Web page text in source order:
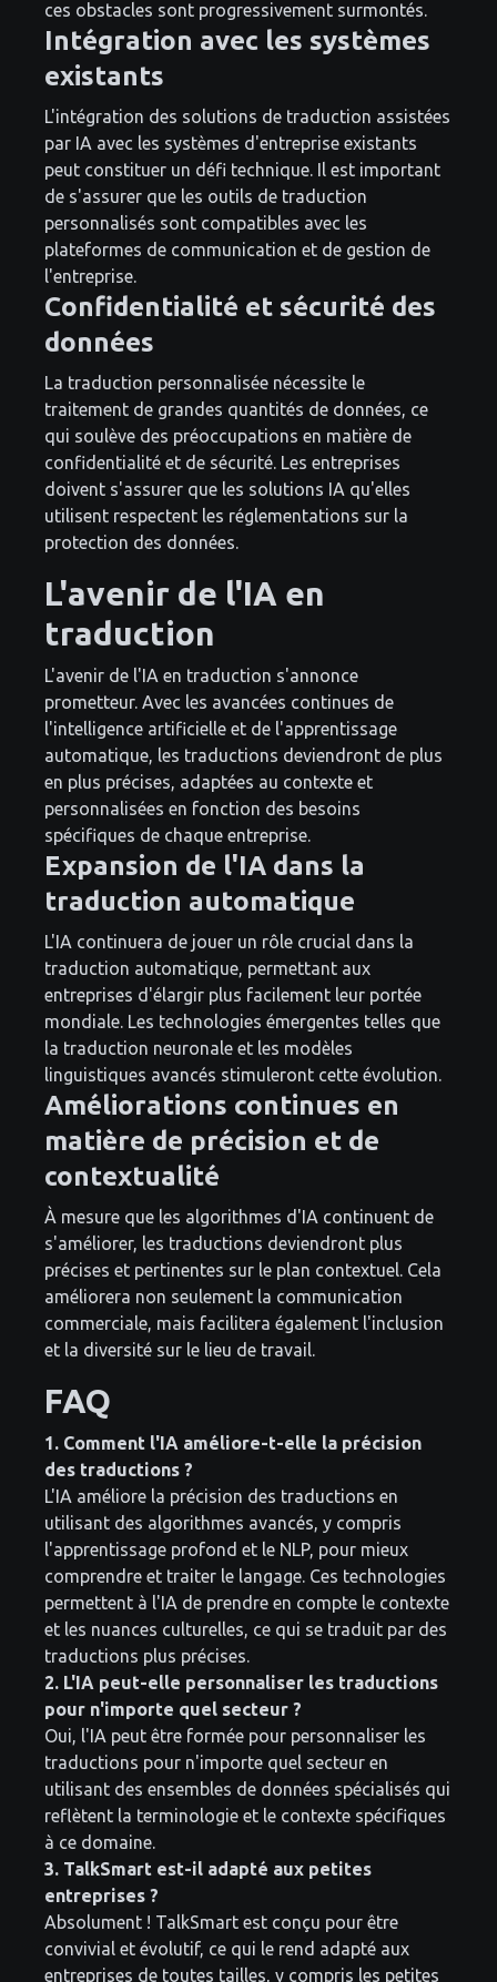
ces obstacles sont progressivement surmontés.
Intégration avec les systèmes
existants
L'intégration des solutions de traduction assistées
par IA avec les systèmes d'entreprise existants
peut constituer un défi technique. Il est important
de s'assurer que les outils de traduction
personnalisés sont compatibles avec les
plateformes de communication et de gestion de
l'entreprise.
Confidentialité et sécurité des
données
La traduction personnalisée nécessite le
traitement de grandes quantités de données, ce
qui soulève des préoccupations en matière de
confidentialité et de sécurité. Les entreprises
doivent s'assurer que les solutions IA qu'elles
utilisent respectent les réglementations sur la
protection des données.
L'avenir de l'IA en
traduction
L'avenir de l'IA en traduction s'annonce
prometteur. Avec les avancées continues de
l'intelligence artificielle et de l'apprentissage
automatique, les traductions deviendront de plus
en plus précises, adaptées au contexte et
personnalisées en fonction des besoins
spécifiques de chaque entreprise.
Expansion de l'IA dans la
traduction automatique
L'IA continuera de jouer un rôle crucial dans la
traduction automatique, permettant aux
entreprises d'élargir plus facilement leur portée
mondiale. Les technologies émergentes telles que
la traduction neuronale et les modèles
linguistiques avancés stimuleront cette évolution.
Améliorations continues en
matière de précision et de
contextualité
À mesure que les algorithmes d'IA continuent de
s'améliorer, les traductions deviendront plus
précises et pertinentes sur le plan contextuel. Cela
améliorera non seulement la communication
commerciale, mais facilitera également l'inclusion
et la diversité sur le lieu de travail.
FAQ
1. Comment l'IA améliore-t-elle la précision
des traductions ?
L'IA améliore la précision des traductions en
utilisant des algorithmes avancés, y compris
l'apprentissage profond et le NLP, pour mieux
comprendre et traiter le langage. Ces technologies
permettent à l'IA de prendre en compte le contexte
et les nuances culturelles, ce qui se traduit par des
traductions plus précises.
2. L'IA peut-elle personnaliser les traductions
pour n'importe quel secteur ?
Oui, l'IA peut être formée pour personnaliser les
traductions pour n'importe quel secteur en
utilisant des ensembles de données spécialisés qui
reflètent la terminologie et le contexte spécifiques
à ce domaine.
3. TalkSmart est-il adapté aux petites
entreprises ?
Absolument ! TalkSmart est conçu pour être
convivial et évolutif, ce qui le rend adapté aux
entreprises de toutes tailles, y compris les petites